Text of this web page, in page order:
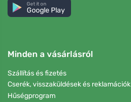
Get it on
Google Play
Minden a vásárlásról
Szállítás és fizetés
Cserék, visszaküldések és reklamációk
Hűségprogram